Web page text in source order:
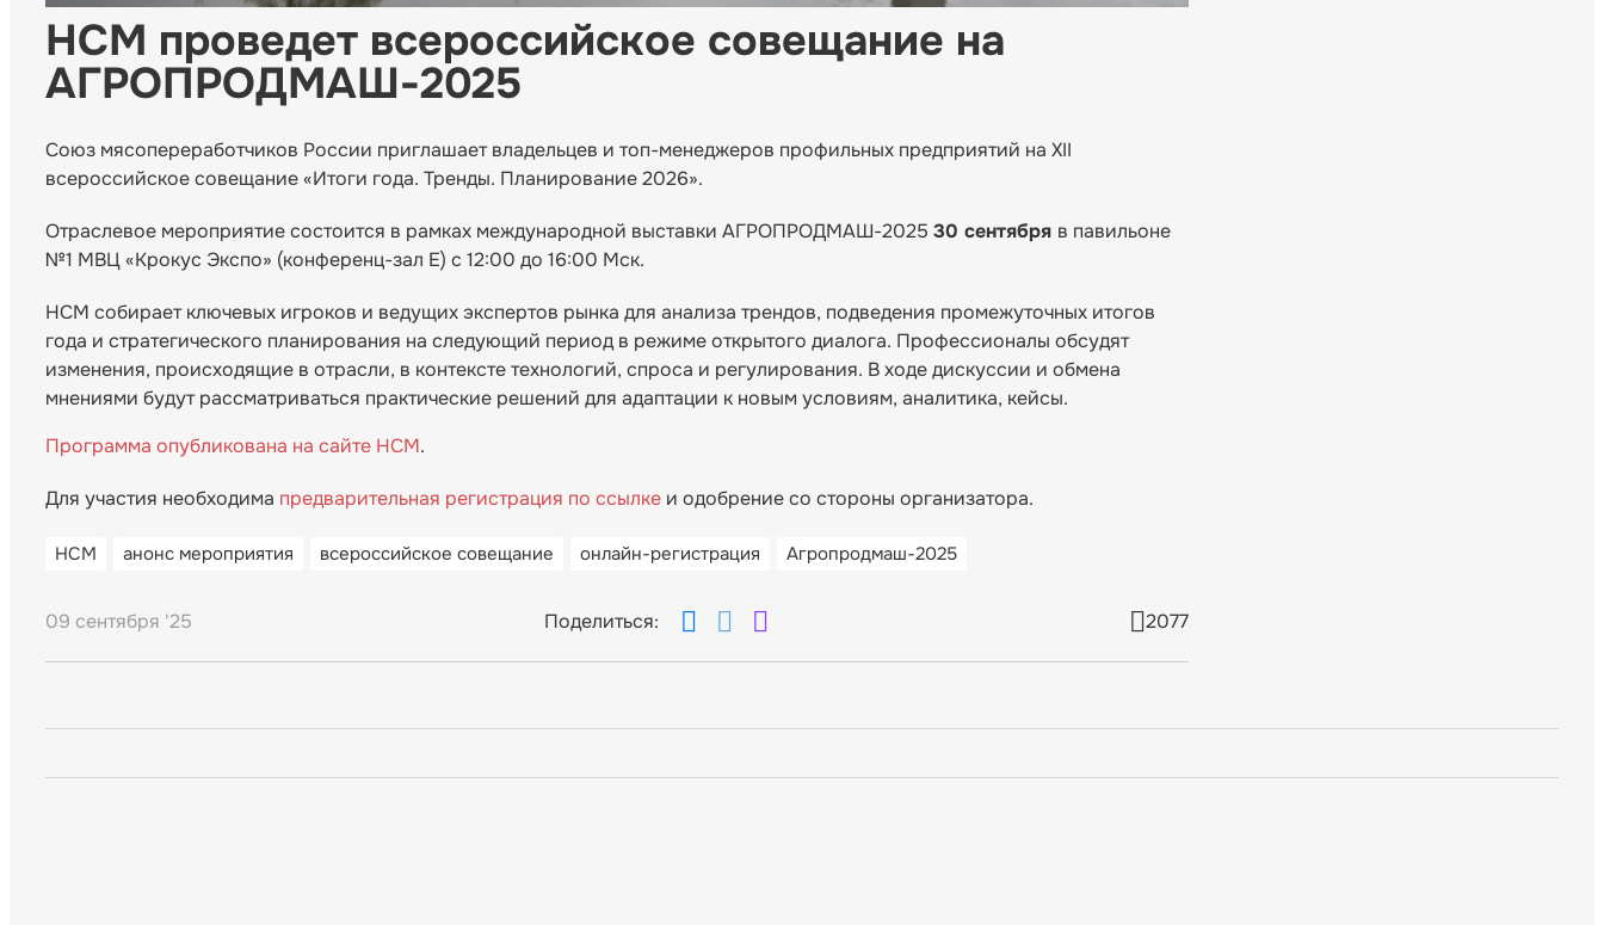
НСМ проведет всероссийское совещание на
АГРОПРОДМАШ-2025
Союз мясопереработчиков России приглашает владельцев и топ-менеджеров профильных предприятий на XII
всероссийское совещание «Итоги года. Тренды. Планирование 2026».
Отраслевое мероприятие состоится в рамках международной выставки АГРОПРОДМАШ-2025 30 сентября в павильоне
№1 МВЦ «Крокус Экспо» (конференц-зал Е) с 12:00 до 16:00 Мск.
НСМ собирает ключевых игроков и ведущих экспертов рынка для анализа трендов, подведения промежуточных итогов
года и стратегического планирования на следующий период в режиме открытого диалога. Профессионалы обсудят
изменения, происходящие в отрасли, в контексте технологий, спроса и регулирования. В ходе дискуссии и обмена
мнениями будут рассматриваться практические решений для адаптации к новым условиям, аналитика, кейсы.
Программа опубликована на сайте НСМ.
Для участия необходима предварительная регистрация по ссылке и одобрение со стороны организатора.
НСМ анонс мероприятия всероссийское совещание онлайн-регистрация Агропродмаш-2025
09 сентября '25 Поделиться: 2077